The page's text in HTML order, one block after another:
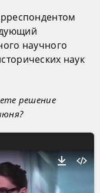
научного
наук
решение